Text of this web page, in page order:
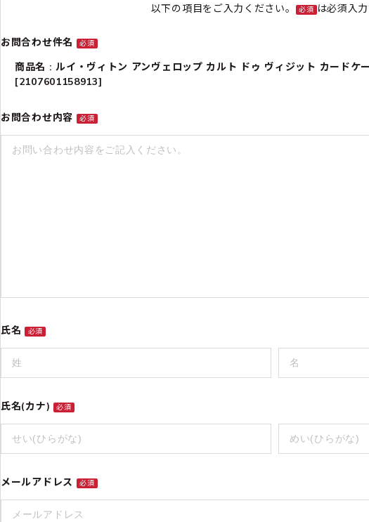
以下の項目をご入力ください。 必須 は必須入力
お問合わせ件名 必須
商品名 : ルイ・ヴィトン アンヴェロップ カルト ドゥ ヴィジット カードケ
[2107601158913]
お問合わせ内容 必須
氏名 必須
氏名(カナ) 必須
メールアドレス 必須